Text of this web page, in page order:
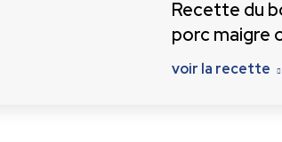
Recette du
porc maigre
voir la recette